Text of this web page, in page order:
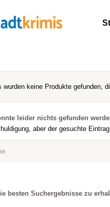
wurden keine Produkte gefunden,
leider nichts gefunden
aber der gesuchte
besten Suchergebnisse zu